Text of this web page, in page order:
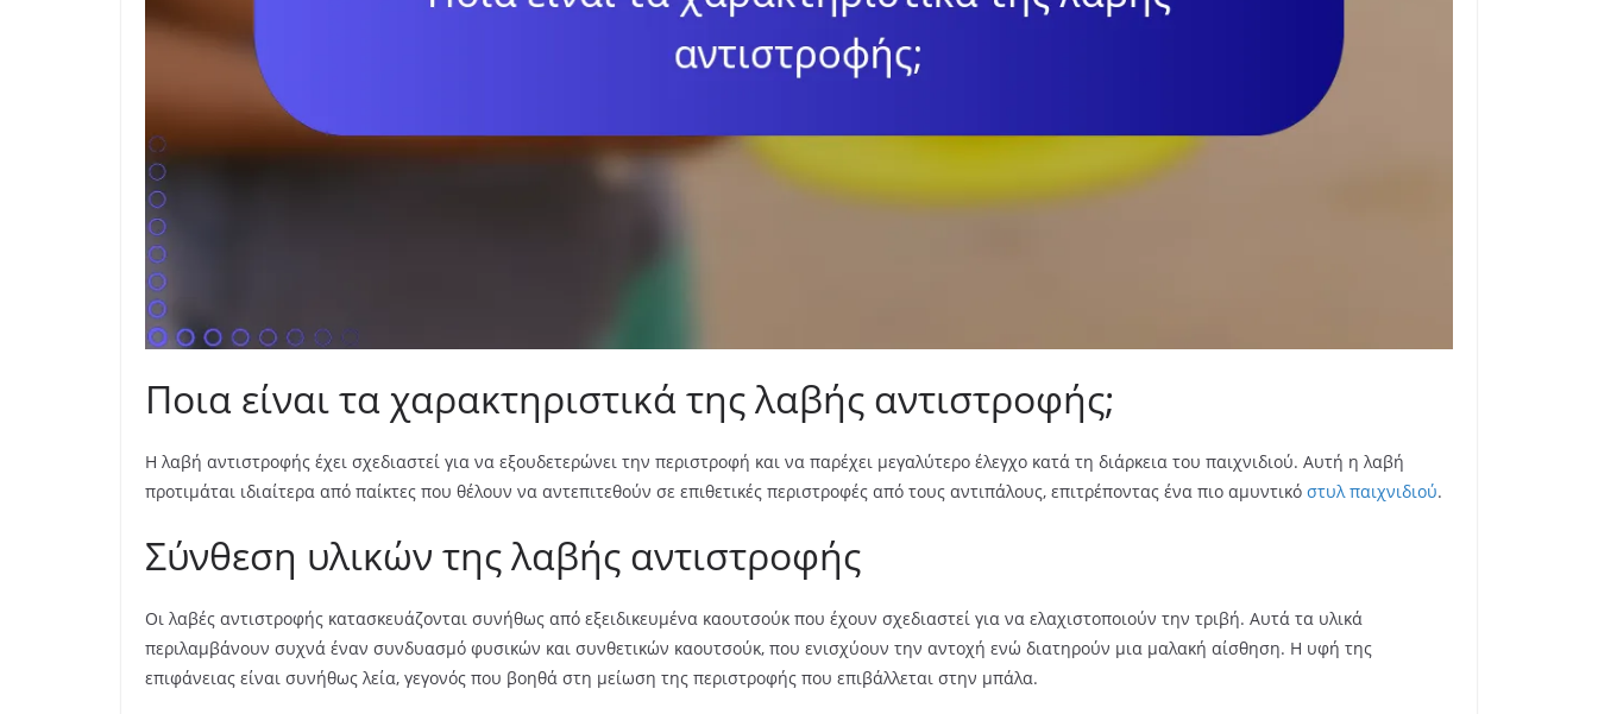
Ποια είναι τα χαρακτηριστικά της λαβής αντιστροφής;
Η λαβή αντιστροφής έχει σχεδιαστεί για να εξουδετερώνει την περιστροφή και να παρέχει μεγαλύτερο έλεγχο κατά τη διάρκεια του παιχνιδιού. Αυτή η λαβή
προτιμάται ιδιαίτερα από παίκτες που θέλουν να αντεπιτεθούν σε επιθετικές περιστροφές από τους αντιπάλους, επιτρέποντας ένα πιο αμυντικό στυλ παιχνιδιού.
Σύνθεση υλικών της λαβής αντιστροφής
Οι λαβές αντιστροφής κατασκευάζονται συνήθως από εξειδικευμένα καουτσούκ που έχουν σχεδιαστεί για να ελαχιστοποιούν την τριβή. Αυτά τα υλικά
περιλαμβάνουν συχνά έναν συνδυασμό φυσικών και συνθετικών καουτσούκ, που ενισχύουν την αντοχή ενώ διατηρούν μια μαλακή αίσθηση. Η υφή της
επιφάνειας είναι συνήθως λεία, γεγονός που βοηθά στη μείωση της περιστροφής που επιβάλλεται στην μπάλα.